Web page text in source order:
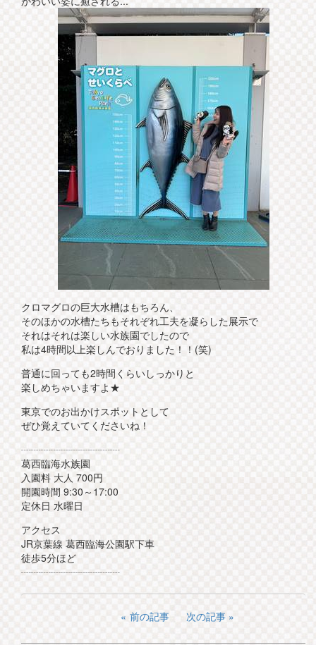
クロマグロの巨大水槽はもちろん、
そのほかの水槽たちもそれぞれ工夫を凝らした展示で
それはそれは楽しい水族園でしたので
私は4時間以上楽しんでおりました！！(笑)
普通に回っても2時間くらいしっかりと
楽しめちゃいますよ★
東京でのお出かけスポットとして
ぜひ覚えていてくださいね！
┈┈┈┈┈┈┈┈┈┈
葛西臨海水族園
入園料 大人 700円
開園時間 9:30～17:00
定休日 水曜日
アクセス
JR京葉線 葛西臨海公園駅下車
徒歩5分ほど
┈┈┈┈┈┈┈┈┈┈
前の記事 次の記事